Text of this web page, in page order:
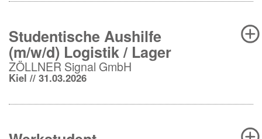
Studentische Aushilfe
(m/w/d) Logistik / Lager
ZÖLLNER Signal GmbH
Kiel // 31.03.2026